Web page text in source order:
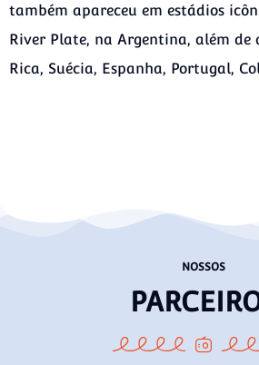
também apareceu em estádios
River Plate, na Argentina, além de
Rica, Suécia, Espanha, Portugal,
NOSSOS